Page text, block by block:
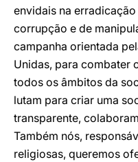
envidais na
corrupção e de
campanha orientada
Unidas, para combater
todos os âmbitos da
lutam para criar uma
transparente,
Também nós,
religiosas, queremos